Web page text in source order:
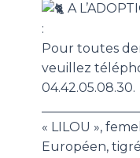
A
:
Pour toutes
veuillez
04.42.05.08.30.
« LILOU »,
Européen,